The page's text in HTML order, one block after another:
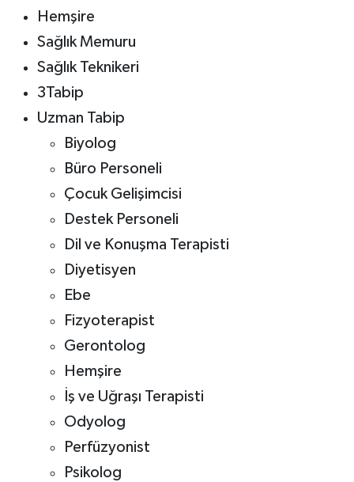
Hemşire
Sağlık Memuru
Sağlık Teknikeri
3Tabip
Uzman Tabip
Biyolog
Büro Personeli
Çocuk Gelişimcisi
Destek Personeli
Dil ve Konuşma Terapisti
Diyetisyen
Ebe
Fizyoterapist
Gerontolog
Hemşire
İş ve Uğraşı Terapisti
Odyolog
Perfüzyonist
Psikolog